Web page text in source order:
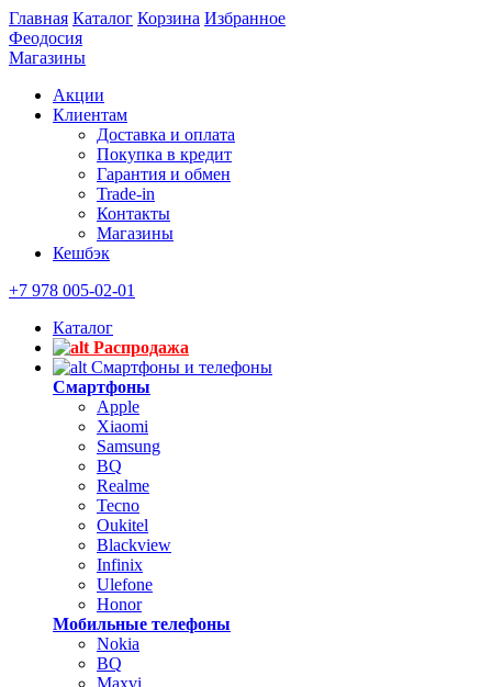
Главная Каталог Корзина Избранное
Феодосия
Магазины
Акции
Клиентам
Доставка и оплата
Покупка в кредит
Гарантия и обмен
Trade-in
Контакты
Магазины
Кешбэк
+7 978 005-02-01
Каталог
Распродажа
Смартфоны и телефоны
Смартфоны
Apple
Xiaomi
Samsung
BQ
Realme
Tecno
Oukitel
Blackview
Infinix
Ulefone
Honor
Мобильные телефоны
Nokia
BQ
Maxvi